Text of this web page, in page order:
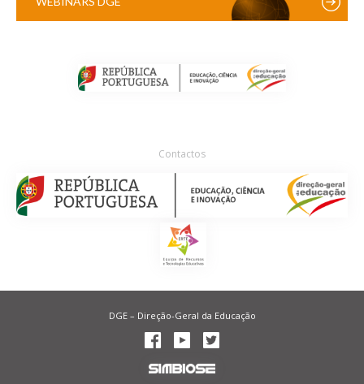
Contactos
DGE – Direção-Geral da Educação